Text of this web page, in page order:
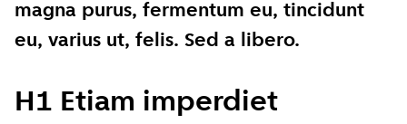
magna purus, fermentum eu, tincidunt
eu, varius ut, felis. Sed a libero.
H1 Etiam imperdiet